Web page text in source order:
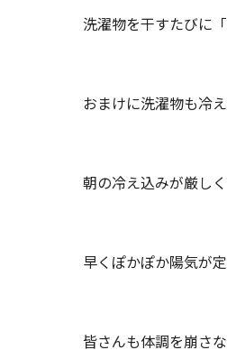
洗濯物を干すたびに
おまけに洗濯物も冷
朝の冷え込みが厳し
早くぽかぽか陽気が
皆さんも体調を崩さ